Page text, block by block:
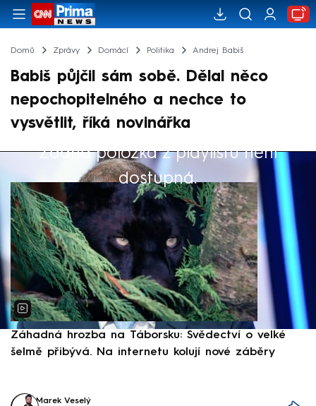
Domů Zprávy Domácí Politika Andrej Babiš
Babiš půjčil sám sobě. Dělal něco
nepochopitelného a nechce to
vysvětlit, říká novinářka
Žádná položka z playlistu není
dostupná.
Výběr redakce
Záhadná hrozba na Táborsku: Svědectví o velké
šelmě přibývá. Na internetu kolují nové záběry
Marek Veselý